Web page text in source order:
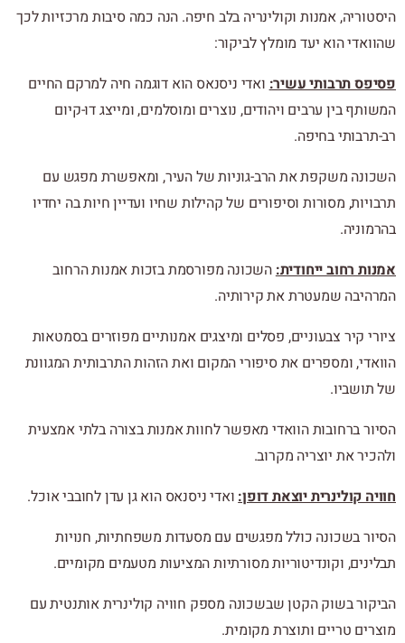
היסטוריה, אמנות וקולינריה בלב חיפה. הנה כמה סיבות מרכזיות לכך
שהוואדי הוא יעד מומלץ לביקור:
פסיפס תרבותי עשיר:ואדי ניסנאס הוא דוגמה חיה למרקם החיים
המשותף בין ערבים ויהודים, נוצרים ומוסלמים, ומייצג דו-קיום
רב-תרבותי בחיפה.
השכונה משקפת את הרב-גוניות של העיר, ומאפשרת מפגש עם
תרבויות, מסורות וסיפורים של קהילות שחיו ועדיין חיות בה יחדיו
בהרמוניה.
אמנות רחוב ייחודית:השכונה מפורסמת בזכות אמנות הרחוב
המרהיבה שמעטרת את קירותיה.
ציורי קיר צבעוניים, פסלים ומיצגים אמנותיים מפוזרים בסמטאות
הוואדי, ומספרים את סיפורי המקום ואת הזהות התרבותית המגוונת
של תושביו.
הסיור ברחובות הוואדי מאפשר לחוות אמנות בצורה בלתי אמצעית
ולהכיר את יוצריה מקרוב.
חוויה קולינרית יוצאת דופן:ואדי ניסנאס הוא גן עדן לחובבי אוכל.
הסיור בשכונה כולל מפגשים עם מסעדות משפחתיות, חנויות
תבלינים, וקונדיטוריות מסורתיות המציעות מטעמים מקומיים.
הביקור בשוק הקטן שבשכונה מספק חוויה קולינרית אותנטית עם
מוצרים טריים ותוצרת מקומית.